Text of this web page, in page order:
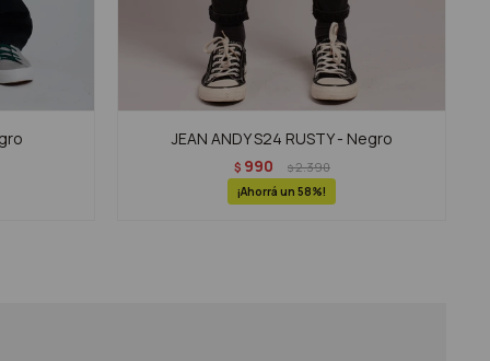
JEAN ANDY S24 RUSTY - Negro
$ 990 $2.390
58